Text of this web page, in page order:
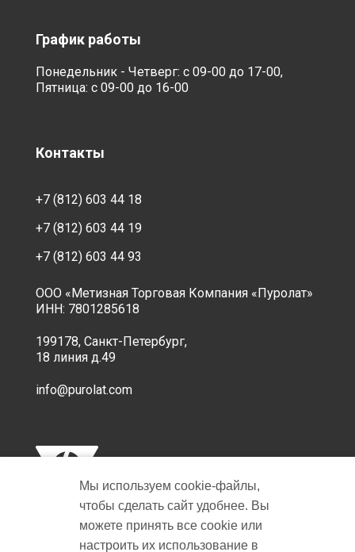
График работы
Понедельник - Четверг: с 09-00 до 17-00,
Пятница: с 09-00 до 16-00
Контакты
+7 (812) 603 44 18
+7 (812) 603 44 19
+7 (812) 603 44 93
ООО «Метизная Торговая Компания «Пуролат»
ИНН: 7801285618
199178, Санкт-Петербург,
18 линия д.49
info@purolat.com
Мы используем cookie‑файлы,
чтобы сделать сайт удобнее. Вы
можете принять все cookie или
настроить их использование в